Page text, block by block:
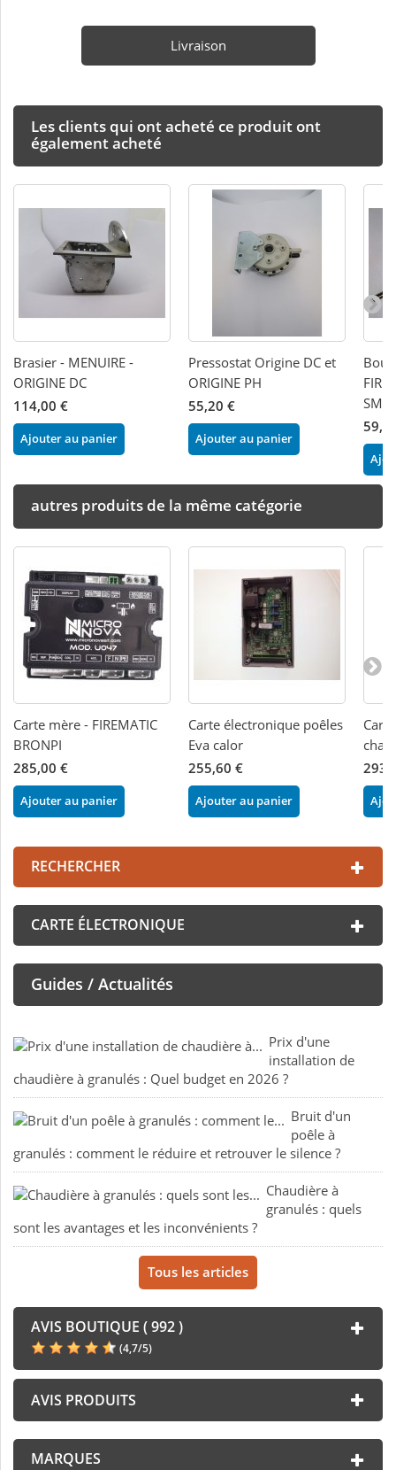
Livraison
Les clients qui ont acheté ce produit ont
également acheté
Brasier - MENUIRE -
ORIGINE DC
114,00 €
Ajouter au panier
Pressostat Origine DC et
ORIGINE PH
55,20 €
Ajouter au panier
autres produits de la même catégorie
Carte mère - FIREMATIC
BRONPI
285,00 €
Ajouter au panier
Carte électronique poêles
Eva calor
255,60 €
Ajouter au panier
RECHERCHER
CARTE ÉLECTRONIQUE
Guides / Actualités
Prix d'une
installation de
chaudière à granulés : Quel budget en 2026 ?
Bruit d'un
poêle à
granulés : comment le réduire et retrouver le silence ?
Chaudière à
granulés : quels
sont les avantages et les inconvénients ?
Tous les articles
AVIS BOUTIQUE ( 992 )
(4,7/5)
AVIS PRODUITS
MARQUES